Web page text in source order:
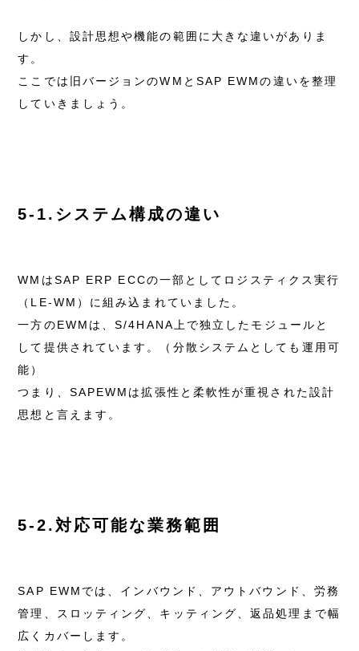
しかし、設計思想や機能の範囲に大きな違いがありま
す。
ここでは旧バージョンのWMとSAP EWMの違いを整理
していきましょう。
5-1.システム構成の違い
WMはSAP ERP ECCの一部としてロジスティクス実行
（LE-WM）に組み込まれていました。
一方のEWMは、S/4HANA上で独立したモジュールと
して提供されています。（分散システムとしても運用可
能）
つまり、SAPEWMは拡張性と柔軟性が重視された設計
思想と言えます。
5-2.対応可能な業務範囲
SAP EWMでは、インバウンド、アウトバウンド、労務
管理、スロッティング、キッティング、返品処理まで幅
広くカバーします。